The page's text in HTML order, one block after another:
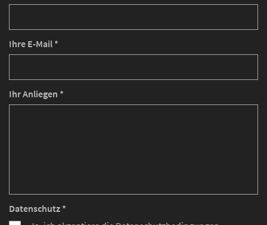
Ihre E-Mail *
Ihr Anliegen *
Datenschutz *